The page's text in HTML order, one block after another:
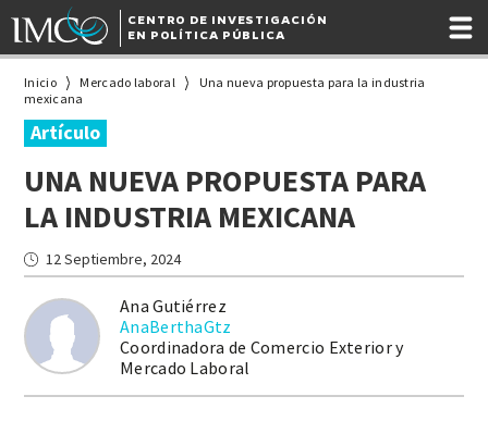
CENTRO DE INVESTIGACIÓN
EN POLÍTICA PÚBLICA
Inicio Mercado laboral
Una nueva propuesta para la industria
mexicana
Artículo
UNA NUEVA PROPUESTA PARA
LA INDUSTRIA MEXICANA
Ana Gutiérrez
AnaBerthaGtz
Coordinadora de Comercio Exterior y
Mercado Laboral
12 Septiembre, 2024